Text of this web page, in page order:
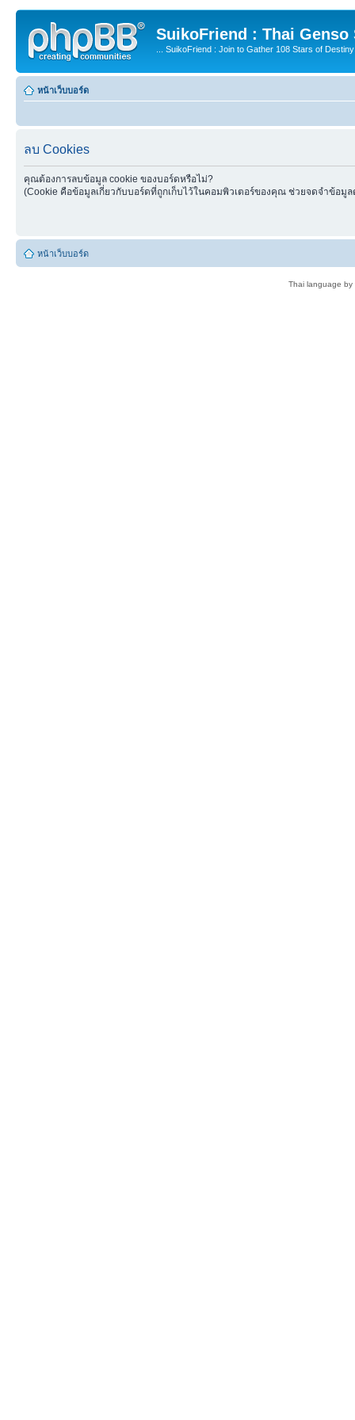
SuikoFriend : Thai Genso
... SuikoFriend : Join to Gather 108 Stars of
หน้าเว็บบอร์ด
ลบ Cookies
คุณต้องการลบข้อมูล cookie ของบอร์ดหรือไม่?
(Cookie คือข้อมูลเกี่ยวกับบอร์ดที่ถูกเก็บไว้ในคอมพิวเตอร์ของคุณ ช่วยจดจำข้อมูล
หน้าเว็บบอร์ด
Thai language by